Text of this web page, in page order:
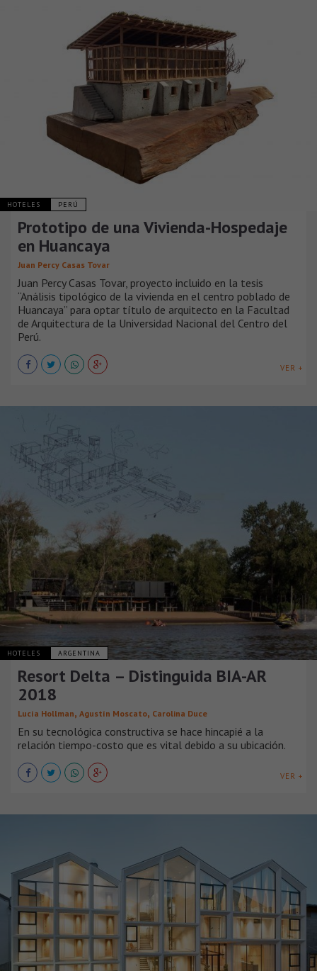
HOTELES PERÚ
Prototipo de una Vivienda-Hospedaje
en Huancaya
Juan Percy Casas Tovar
Juan Percy Casas Tovar, proyecto incluido en la tesis
“Análisis tipológico de la vivienda en el centro poblado de
Huancaya” para optar título de arquitecto en la Facultad
de Arquitectura de la Universidad Nacional del Centro del
Perú.
VER +
HOTELES ARGENTINA
Resort Delta – Distinguida BIA-AR
2018
Lucía Hollman, Agustín Moscato, Carolina Duce
En su tecnológica constructiva se hace hincapié a la
relación tiempo-costo que es vital debido a su ubicación.
VER +